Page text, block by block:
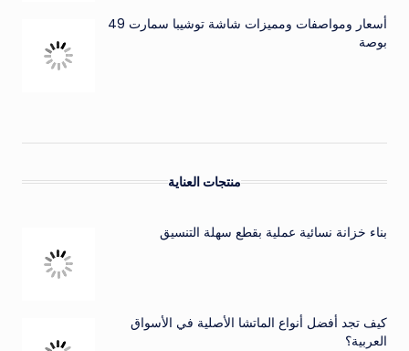
أسعار ومواصفات ومميزات شاشة توشيبا سمارت 49
بوصة
منتجات العناية
بناء خزانة نسائية عملية بقطع سهلة التنسيق
كيف تجد أفضل أنواع الماتشا الأصلية في الأسواق
العربية؟